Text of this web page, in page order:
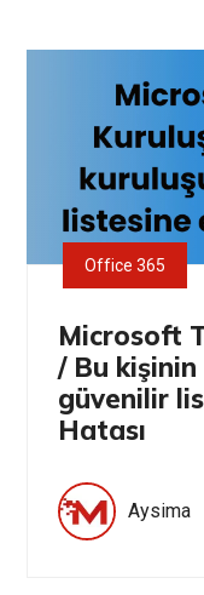
Office 365
Microsoft
/ Bu
güvenilir
Hatası
Aysima